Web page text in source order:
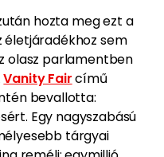
hozta meg ezt a
életjáradékhoz sem
olasz parlamentben
Vanity Faircímű
bevallotta:
Egy nagyszabású
tárgyai